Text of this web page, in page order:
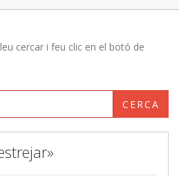
cercar i feu clic en el botó de
CERCA